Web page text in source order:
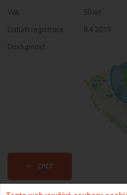
Věk: 50 let
Datum registrace: 8.4.2019
Dostupnost:
ZPĚT